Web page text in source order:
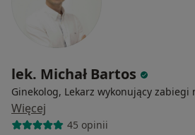
lek. Michał Bartos
Ginekolog, Lekarz wykonujący zabiegi
Więcej
45 opinii